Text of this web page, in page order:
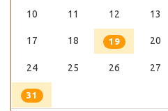
10 11 12 13
17 18 19 20
24 25 26 27
31